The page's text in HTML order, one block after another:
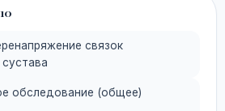
связок
обследование (общее)